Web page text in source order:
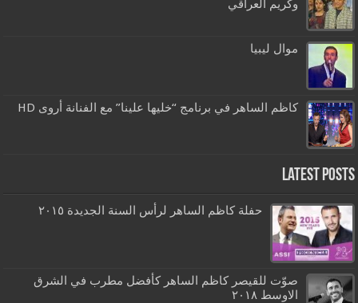
وكريم العراقي
موال ليبيا
كاظم الساهر في برنامج “خليها علينا” مع الفنانة أروى HD
Latest Posts
حفلة كاظم الساهر لرأس السنة الجديدة ٢٠١٥
صوّت للقيصر كاظم الساهر كأفضل مطرب في الشرق
الاوسط ٢٠١٨